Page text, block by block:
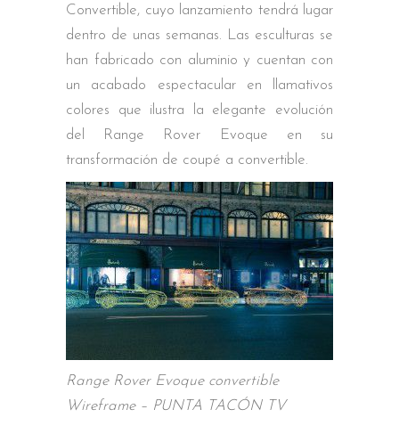
Convertible, cuyo lanzamiento tendrá lugar
dentro de unas semanas. Las esculturas se
han fabricado con aluminio y cuentan con
un acabado espectacular en llamativos
colores que ilustra la elegante evolución
del Range Rover Evoque en su
transformación de coupé a convertible.
Range Rover Evoque convertible
Wireframe – PUNTA TACÓN TV